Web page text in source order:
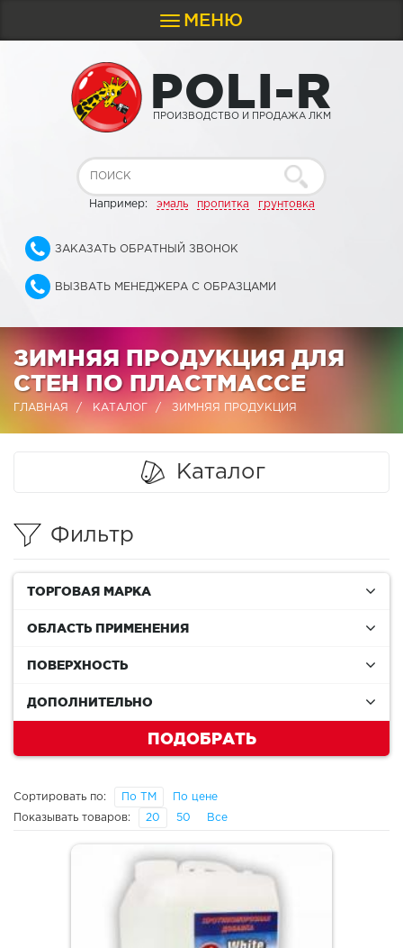
Toggle
navigation
МЕНЮ
POLI-R
ПРОИЗВОДСТВО И ПРОДАЖА ЛКМ
Например: эмаль пропитка грунтовка
ЗАКАЗАТЬ ОБРАТНЫЙ ЗВОНОК
ВЫЗВАТЬ МЕНЕДЖЕРА С ОБРАЗЦАМИ
ЗИМНЯЯ ПРОДУКЦИЯ ДЛЯ
СТЕН ПО ПЛАСТМАССЕ
ГЛАВНАЯ КАТАЛОГ ЗИМНЯЯ ПРОДУКЦИЯ
Каталог
Фильтр
ТОРГОВАЯ МАРКА
ОБЛАСТЬ ПРИМЕНЕНИЯ
ПОВЕРХНОСТЬ
ДОПОЛНИТЕЛЬНО
ПОДОБРАТЬ
Сортировать по: По ТМ По цене
Показывать товаров: 20 50 Все